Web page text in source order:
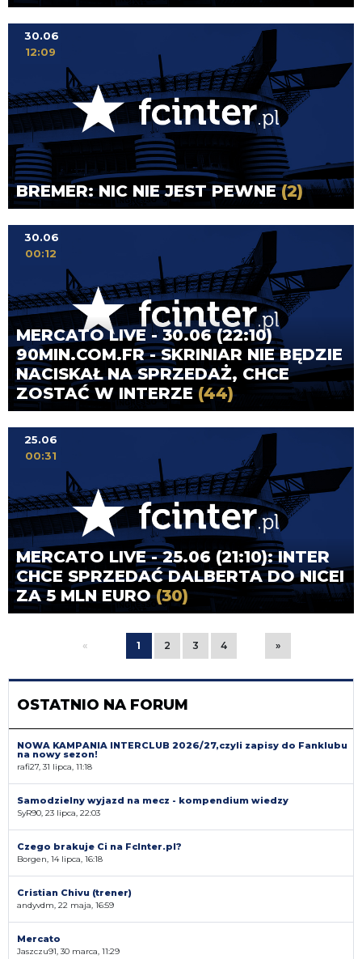
BREMER: NIC NIE JEST PEWNE(2)
30.06
12:09
MERCATO LIVE - 30.06 (22:10)
90MIN.COM.FR - SKRINIAR NIE BĘDZIE
NACISKAŁ NA SPRZEDAŻ, CHCE
ZOSTAĆ W INTERZE (44)
30.06
00:12
MERCATO LIVE - 25.06 (21:10): INTER
CHCE SPRZEDAĆ DALBERTA DO NICEI
ZA 5 MLN EURO(30)
25.06
00:31
« 1 2 3 4 »
OSTATNIO NA FORUM
NOWA KAMPANIA INTERCLUB 2026/27,czyli zapisy do Fanklubu
na nowy sezon!
rafi27, 31 lipca, 11:18
Samodzielny wyjazd na mecz - kompendium wiedzy
SyR90, 23 lipca, 22:03
Czego brakuje Ci na FcInter.pl?
Borgen, 14 lipca, 16:18
Cristian Chivu (trener)
andyvdm, 22 maja, 16:59
Mercato
Jaszczu91, 30 marca, 11:29